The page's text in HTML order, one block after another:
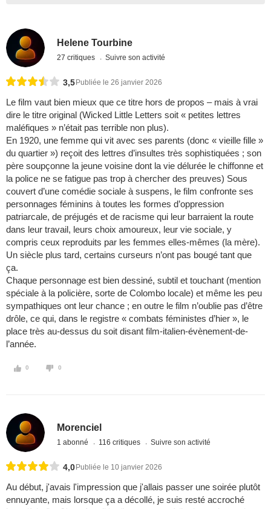
Helene Tourbine
27 critiques Suivre son activité
3,5 Publiée le 26 janvier 2026
Le film vaut bien mieux que ce titre hors de propos – mais à vrai
dire le titre original (Wicked Little Letters soit « petites lettres
maléfiques » n’était pas terrible non plus).
En 1920, une femme qui vit avec ses parents (donc « vieille fille »
du quartier ») reçoit des lettres d’insultes très sophistiquées ; son
père soupçonne la jeune voisine dont la vie délurée le chiffonne et
la police ne se fatigue pas trop à chercher des preuves) Sous
couvert d’une comédie sociale à suspens, le film confronte ses
personnages féminins à toutes les formes d’oppression
patriarcale, de préjugés et de racisme qui leur barraient la route
dans leur travail, leurs choix amoureux, leur vie sociale, y
compris ceux reproduits par les femmes elles-mêmes (la mère).
Un siècle plus tard, certains curseurs n’ont pas bougé tant que
ça.
Chaque personnage est bien dessiné, subtil et touchant (mention
spéciale à la policière, sorte de Colombo locale) et même les peu
sympathiques ont leur chance ; en outre le film n’oublie pas d’être
drôle, ce qui, dans le registre « combats féministes d’hier », le
place très au-dessus du soit disant film-italien-évènement-de-
l’année.
0 0
Morenciel
1 abonné 116 critiques Suivre son activité
4,0 Publiée le 10 janvier 2026
Au début, j'avais l'impression que j'allais passer une soirée plutôt
ennuyante, mais lorsque ça a décollé, je suis resté accroché